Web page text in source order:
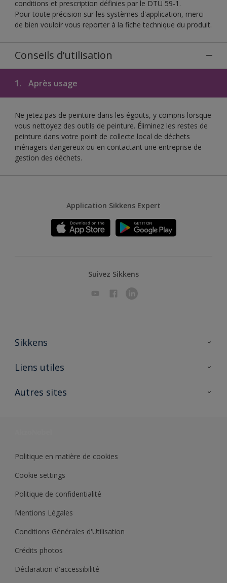
conditions et prescription définies par le DTU 59-1.
Pour toute précision sur les systèmes d'application, merci
de bien vouloir vous reporter à la fiche technique du produit.
Conseils d’utilisation
1. Après usage
Ne jetez pas de peinture dans les égouts, y compris lorsque
vous nettoyez des outils de peinture. Éliminez les restes de
peinture dans votre point de collecte local de déchets
ménagers dangereux ou en contactant une entreprise de
gestion des déchets.
Application Sikkens Expert
Suivez Sikkens
Sikkens
A propos de Sikkens
Liens utiles
Ouvrir un magasin PASS
Autres sites
Politique en matière de cookies
Cookie settings
Politique de confidentialité
Mentions Légales
Conditions Générales d'Utilisation
Crédits photos
Déclaration d'accessibilité